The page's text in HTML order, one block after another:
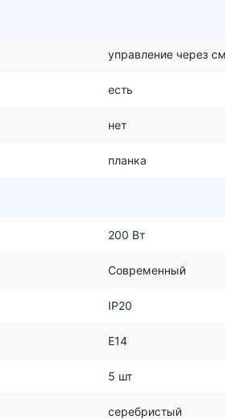
управление через
есть
нет
планка
200 Вт
Современный
IP20
E14
5 шт
серебристый